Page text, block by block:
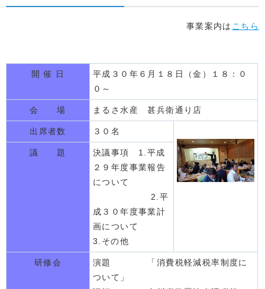
事業案内は こちら
開 催 日
平成３０年６月１８日（金）１８：０
０～
会 場 まるさ水産 甚兵衛通り店
出席者数 ３０名
議 題
決議事項 1.平成
２９年度事業報告
について
2.平
成３０年度事業計
画について
3.その他
研修会
演題 「消費税軽減税率制度に
ついて」